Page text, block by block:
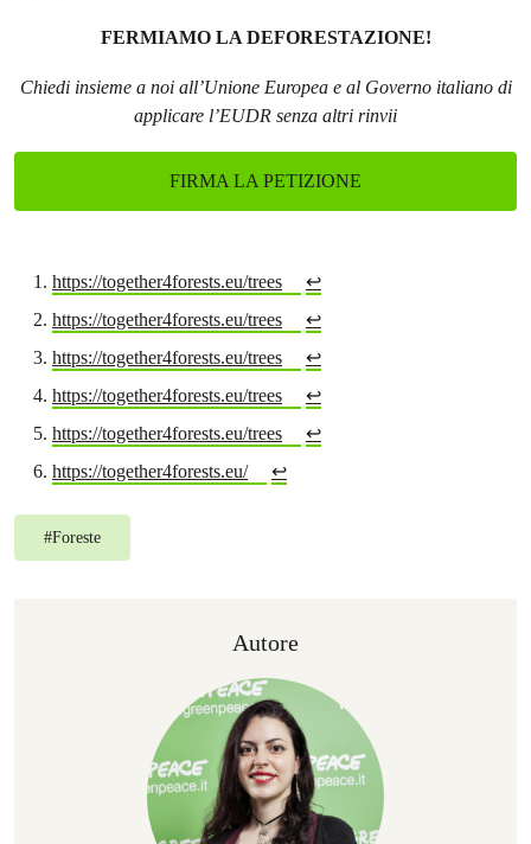
FERMIAMO LA DEFORESTAZIONE!
Chiedi insieme a noi all’Unione Europea e al Governo italiano di
applicare l’EUDR senza altri rinvii
FIRMA LA PETIZIONE
https://together4forests.eu/trees
↩︎
https://together4forests.eu/trees
↩︎
https://together4forests.eu/trees
↩︎
https://together4forests.eu/trees
↩︎
https://together4forests.eu/trees
↩︎
https://together4forests.eu/
↩︎
#Foreste
Autore